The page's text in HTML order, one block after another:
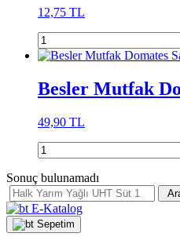
12,75 TL
Besler Mutfak
49,90 TL
Sonuç bulunamadı
E-Katalog
Sepetim